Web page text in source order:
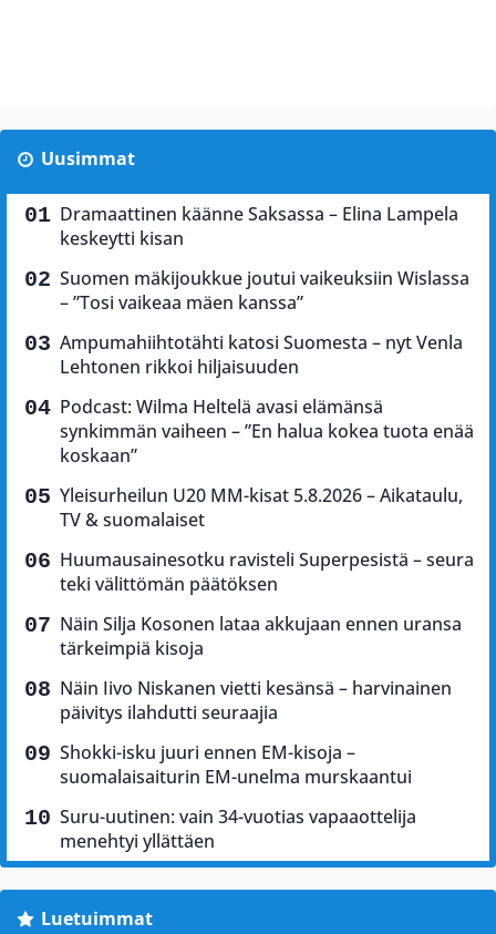
Uusimmat
Dramaattinen käänne Saksassa – Elina Lampela
keskeytti kisan
Suomen mäkijoukkue joutui vaikeuksiin Wislassa
– ”Tosi vaikeaa mäen kanssa”
Ampumahiihtotähti katosi Suomesta – nyt Venla
Lehtonen rikkoi hiljaisuuden
Podcast: Wilma Heltelä avasi elämänsä
synkimmän vaiheen – ”En halua kokea tuota enää
koskaan”
Yleisurheilun U20 MM-kisat 5.8.2026 – Aikataulu,
TV & suomalaiset
Huumausainesotku ravisteli Superpesistä – seura
teki välittömän päätöksen
Näin Silja Kosonen lataa akkujaan ennen uransa
tärkeimpiä kisoja
Näin Iivo Niskanen vietti kesänsä – harvinainen
päivitys ilahdutti seuraajia
Shokki-isku juuri ennen EM-kisoja –
suomalaisaiturin EM-unelma murskaantui
Suru-uutinen: vain 34-vuotias vapaaottelija
menehtyi yllättäen
Luetuimmat